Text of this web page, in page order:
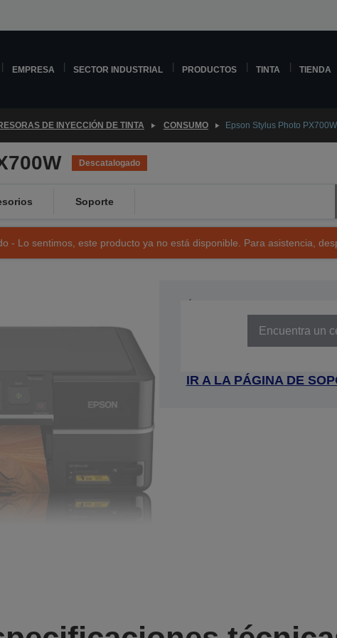
EMPRESA SECTOR INDUSTRIAL PRODUCTOS TINTA TIENDA
DE INYECCIÓN DE TINTA CONSUMO Epson Stylus Photo PX700W
Descatalogado
Soporte
- Lo sentimos, este producto ya no está disponible. Para asistencia,
Encuentra un
IR A LA PÁGINA DE